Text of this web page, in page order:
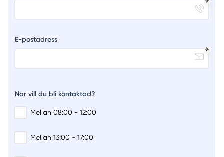
E-postadress
När vill du bli kontaktad?
Mellan 08:00 - 12:00
Mellan 13:00 - 17:00